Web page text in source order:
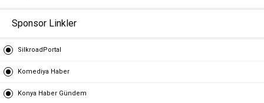
Sponsor Linkler
SilkroadPortal
Komediya Haber
Konya Haber Gündem